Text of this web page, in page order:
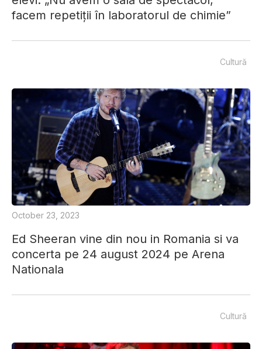
facem repetiții în laboratorul de chimie”
Cultură
Ed Sheeran vine din nou in Romania si va
concerta pe 24 august 2024 pe Arena
Nationala
October 23, 2023
Cultură